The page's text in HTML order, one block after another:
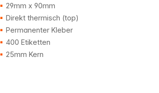
29mm x 90mm
Direkt thermisch (top)
Permanenter Kleber
400 Etiketten
25mm Kern